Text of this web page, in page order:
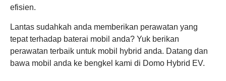
efisien.
Lantas sudahkah anda memberikan perawatan yang
tepat terhadap baterai mobil anda? Yuk berikan
perawatan terbaik untuk mobil hybrid anda. Datang dan
bawa mobil anda ke bengkel kami di Domo Hybrid EV.